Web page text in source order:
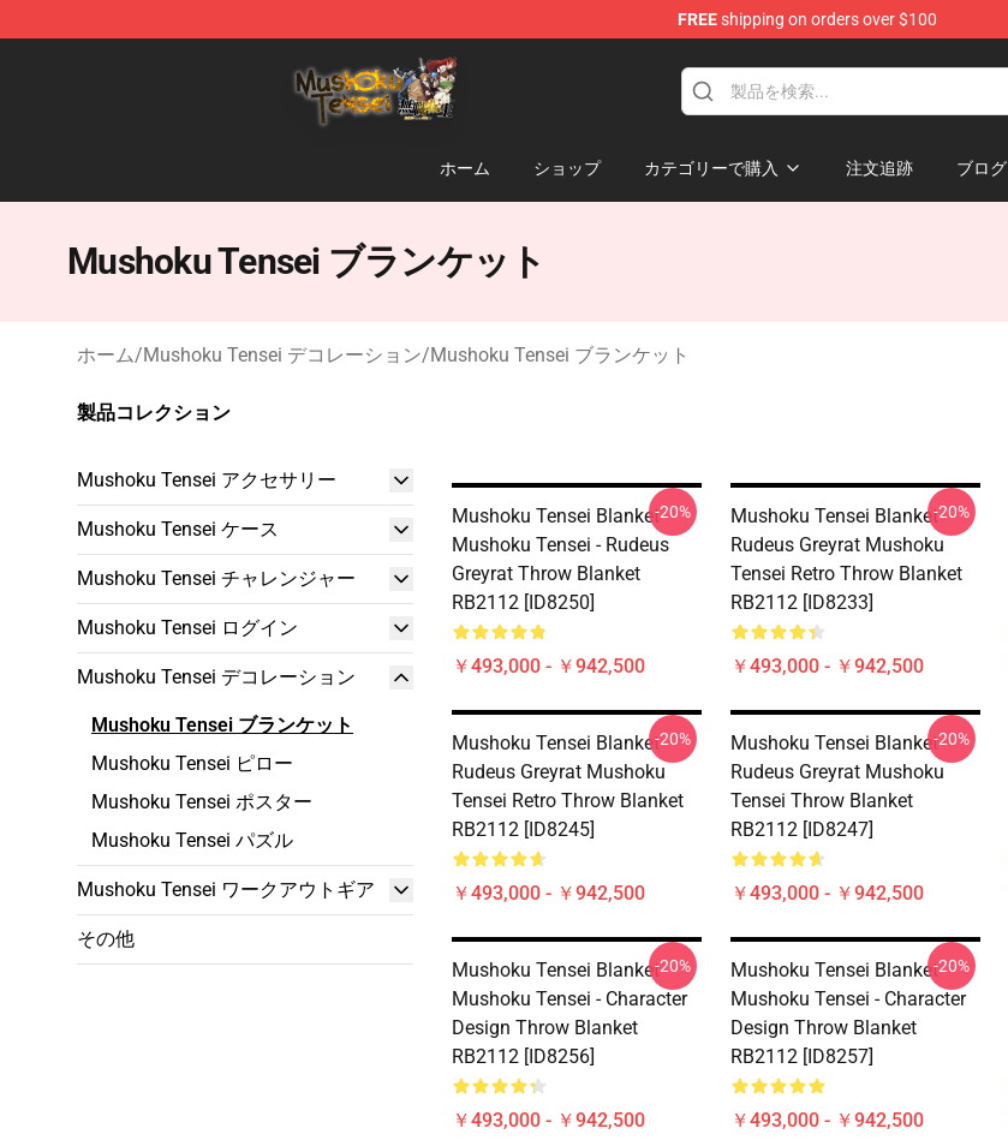
FREEshipping on orders over $100
Mushoku Tensei Store - Official Mushoku Tensei Merchandise Shop
ホーム ショップ カテゴリーで購入 注文追跡 ブログ
Mushoku Tensei ブランケット
ホーム/Mushoku Tensei デコレーション/Mushoku Tensei ブランケット
製品コレクション
Mushoku Tensei アクセサリー
Mushoku Tensei ケース
Mushoku Tensei チャレンジャー
Mushoku Tensei ログイン
Mushoku Tensei デコレーション
Mushoku Tensei ブランケット
Mushoku Tensei ピロー
Mushoku Tensei ポスター
Mushoku Tensei パズル
Mushoku Tensei ワークアウトギア
その他
Mushoku Tensei Blanket -
Mushoku Tensei - Rudeus
Greyrat Throw Blanket
RB2112 [ID8250]
￥493,000 - ￥942,500
-20%
Mushoku Tensei Blanket -
Rudeus Greyrat Mushoku
Tensei Retro Throw Blanket
RB2112 [ID8233]
￥493,000 - ￥942,500
-20%
Mushoku Tensei Blanket -
Rudeus Greyrat Mushoku
Tensei Retro Throw Blanket
RB2112 [ID8245]
￥493,000 - ￥942,500
-20%
Mushoku Tensei Blanket -
Rudeus Greyrat Mushoku
Tensei Throw Blanket
RB2112 [ID8247]
￥493,000 - ￥942,500
-20%
Mushoku Tensei Blanket -
Mushoku Tensei - Character
Design Throw Blanket
RB2112 [ID8256]
￥493,000 - ￥942,500
-20%
Mushoku Tensei Blanket -
Mushoku Tensei - Character
Design Throw Blanket
RB2112 [ID8257]
￥493,000 - ￥942,500
-20%